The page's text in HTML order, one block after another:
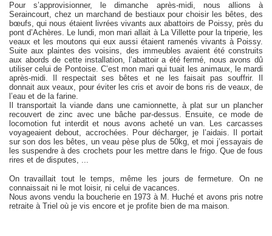
Pour s’approvisionner, le dimanche après-midi, nous allions à
Seraincourt, chez un marchand de bestiaux pour choisir les bêtes, des
bœufs, qui nous étaient livrées vivants aux abattoirs de Poissy, près du
pont d’Achères. Le lundi, mon mari allait à La Villette pour la triperie, les
veaux et les moutons qui eux aussi étaient ramenés vivants à Poissy.
Suite aux plaintes des voisins, des immeubles avaient été construits
aux abords de cette installation, l’abattoir a été fermé, nous avons dû
utiliser celui de Pontoise. C’est mon mari qui tuait les animaux, le mardi
après-midi. Il respectait ses bêtes et ne les faisait pas souffrir. Il
donnait aux veaux, pour éviter les cris et avoir de bons ris de veaux, de
l’eau et de la farine.
Il transportait la viande dans une camionnette, à plat sur un plancher
recouvert de zinc avec une bâche par-dessus. Ensuite, ce mode de
locomotion fut interdit et nous avons acheté un van. Les carcasses
voyageaient debout, accrochées. Pour décharger, je l’aidais. Il portait
sur son dos les bêtes, un veau pèse plus de 50kg, et moi j’essayais de
les suspendre à des crochets pour les mettre dans le frigo. Que de fous
rires et de disputes, ...
On travaillait tout le temps, même les jours de fermeture. On ne
connaissait ni le mot loisir, ni celui de vacances.
Nous avons vendu la boucherie en 1973 à M. Huché et avons pris notre
retraite à Triel où je vis encore et je profite bien de ma maison.